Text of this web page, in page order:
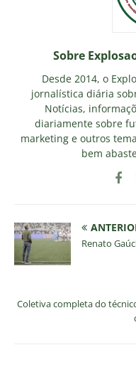
Sobre
Desde 2014, o
jornalística diária
Notícias,
diariamente sobre
marketing e outros
bem
Renato
Coletiva completa do